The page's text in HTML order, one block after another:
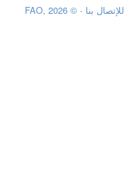
للإتصال بنا ·
© FAO, 2026